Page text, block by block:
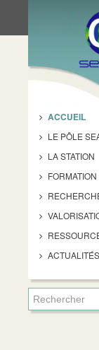
ACCUEIL
LE PÔLE
LA STATION
FORMATION
ACTUALITÉS